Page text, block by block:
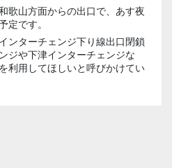
歌山方面からの出口で、あす夜
定です。
ンターチェンジ下り線出口閉鎖
ジや下津インターチェンジな
利用してほしいと呼びかけてい